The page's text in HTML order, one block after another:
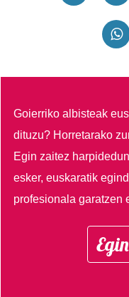
Goierriko albisteak
dituzu? Horretarako
Egin zaitez
esker, euskaratik
profesionala garatzen